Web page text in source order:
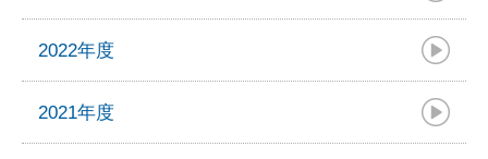
2022年度
2021年度